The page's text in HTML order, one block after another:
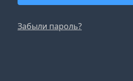
Забыли пароль?